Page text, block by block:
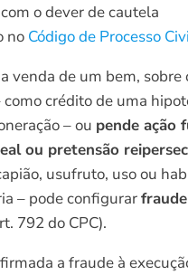
o dever de cautela
no Código de Processo Civi
venda de um bem, sobre
crédito de uma
– ou pende ação
ou pretensão
usufruto, uso ou
– pode configurar
792 do CPC).
a fraude à